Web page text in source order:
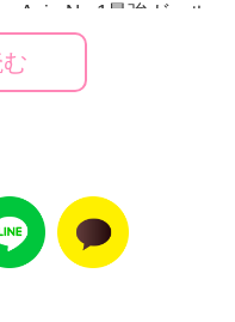
Asia No.1最強ガール
WORLD TOUR
味の素スタジアム
TO BE’ in
ンマースタジアム長